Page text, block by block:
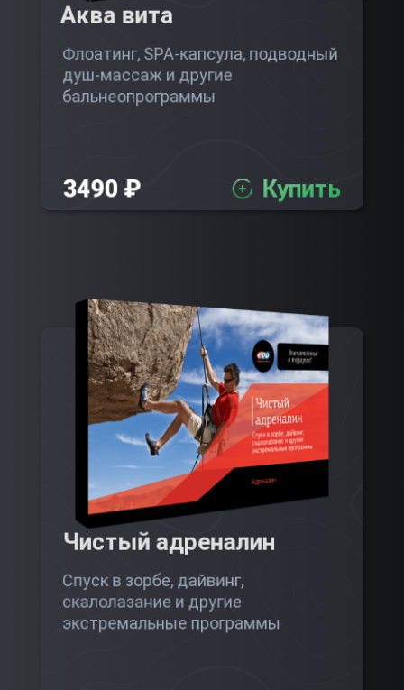
Аква вита
Флоатинг, SPA-капсула, подводный
душ-массаж и другие
бальнеопрограммы
3490 ₽ Купить
Чистый адреналин
Спуск в зорбе, дайвинг,
скалолазание и другие
экстремальные программы